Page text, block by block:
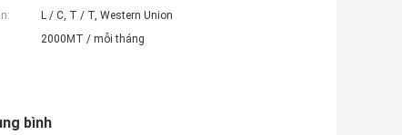
L / C, T / T, Western Union
2000MT / mỗi tháng
bình